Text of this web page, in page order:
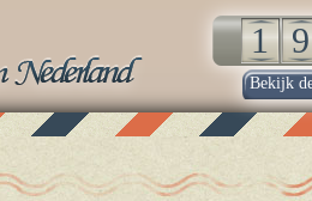
Bekijk